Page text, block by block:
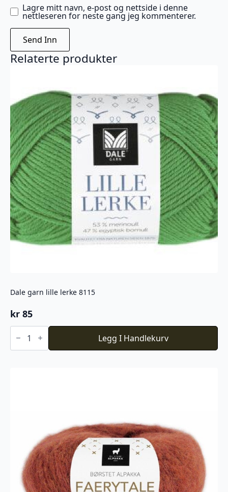
Lagre mitt navn, e-post og nettside i denne
nettleseren for neste gang jeg kommenterer.
Relaterte produkter
Dale garn lille lerke 8115
kr 85
Dale
garn
lerke
Legg I Handlekurv